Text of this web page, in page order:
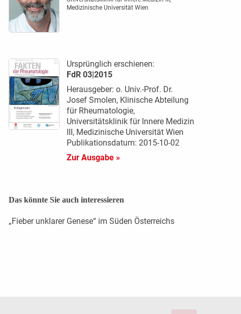
Medizinische ­Universität Wien
Ursprünglich erschienen:
FdR 03|2015
Herausgeber: o. Univ.-Prof. Dr.
Josef Smolen, Klinische Abteilung
für Rheumatologie,
Universitätsklinik für Innere Medizin
III, Medizinische Universität Wien
Publikationsdatum: 2015-10-02
Zur Ausgabe »
Das könnte Sie auch interessieren
„Fieber unklarer Genese“ im Süden Österreichs